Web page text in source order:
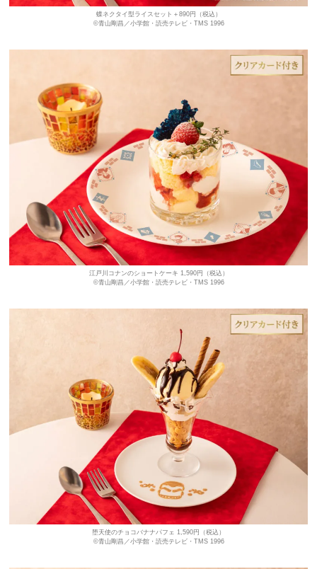
蝶ネクタイ型ライスセット＋890円（税込）
©青山剛昌／小学館・読売テレビ・TMS 1996
江戸川コナンのショートケーキ 1,590円（税込）
©青山剛昌／小学館・読売テレビ・TMS 1996
堕天使のチョコバナナパフェ 1,590円（税込）
©青山剛昌／小学館・読売テレビ・TMS 1996